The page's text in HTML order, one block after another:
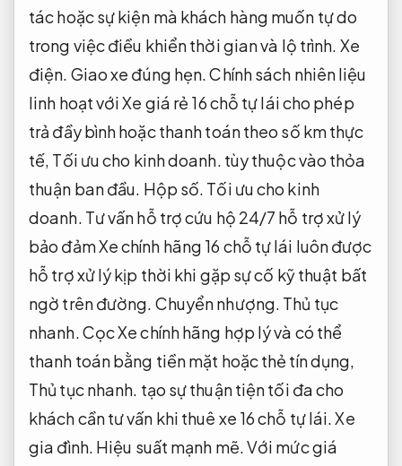
tác hoặc sự kiện mà khách hàng muốn tự do
trong việc điều khiển thời gian và lộ trình. Xe
điện. Giao xe đúng hẹn. Chính sách nhiên liệu
linh hoạt với Xe giá rẻ 16 chỗ tự lái cho phép
trả đầy bình hoặc thanh toán theo số km thực
tế, Tối ưu cho kinh doanh. tùy thuộc vào thỏa
thuận ban đầu. Hộp số. Tối ưu cho kinh
doanh. Tư vấn hỗ trợ cứu hộ 24/7 hỗ trợ xử lý
bảo đảm Xe chính hãng 16 chỗ tự lái luôn được
hỗ trợ xử lý kịp thời khi gặp sự cố kỹ thuật bất
ngờ trên đường. Chuyển nhượng. Thủ tục
nhanh. Cọc Xe chính hãng hợp lý và có thể
thanh toán bằng tiền mặt hoặc thẻ tín dụng,
Thủ tục nhanh. tạo sự thuận tiện tối đa cho
khách cần tư vấn khi thuê xe 16 chỗ tự lái.Xe
gia đình. Hiệu suất mạnh mẽ. Với mức giá